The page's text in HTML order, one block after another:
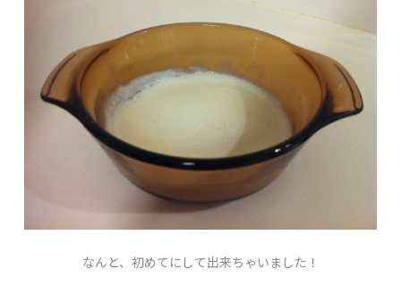
なんと、初めてにして出来ちゃいました！